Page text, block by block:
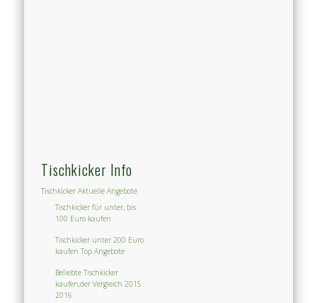
Tischkicker Info
Tischkicker Aktuelle Angebote
Tischkicker für unter, bis
100 Euro kaufen
Tischkicker unter 200 Euro
kaufen Top Angebote
Beliebte Tischkicker
kaufen,der Vergleich 2015
2016